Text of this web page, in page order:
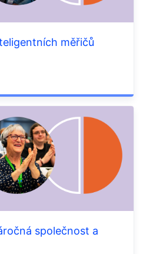
měřičů
společnost a